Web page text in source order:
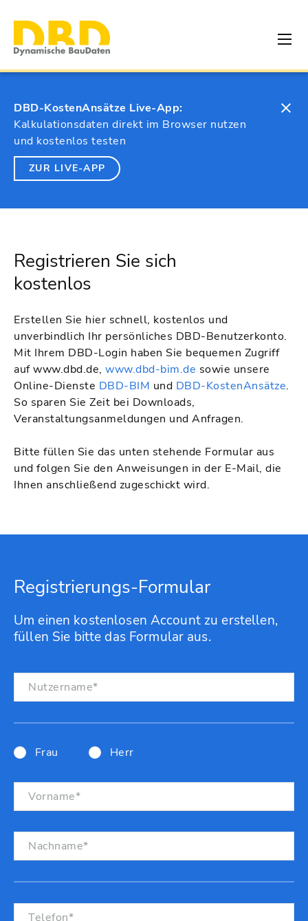
DBD-KostenAnsätze Live-App:
Kalkulationsdaten direkt im Browser nutzen
und kostenlos testen
ZUR LIVE-APP
Registrieren Sie sich
kostenlos
Erstellen Sie hier schnell, kostenlos und
unverbindlich Ihr persönliches DBD-Benutzerkonto.
Mit Ihrem DBD-Login haben Sie bequemen Zugriff
auf www.dbd.de, www.dbd-bim.de sowie unsere
Online-Dienste DBD-BIM und DBD-KostenAnsätze.
So sparen Sie Zeit bei Downloads,
Veranstaltungsanmeldungen und Anfragen.
Bitte füllen Sie das unten stehende Formular aus
und folgen Sie den Anweisungen in der E-Mail, die
Ihnen anschließend zugeschickt wird.
Registrierungs-Formular
Um einen kostenlosen Account zu erstellen,
füllen Sie bitte das Formular aus.
Frau Herr